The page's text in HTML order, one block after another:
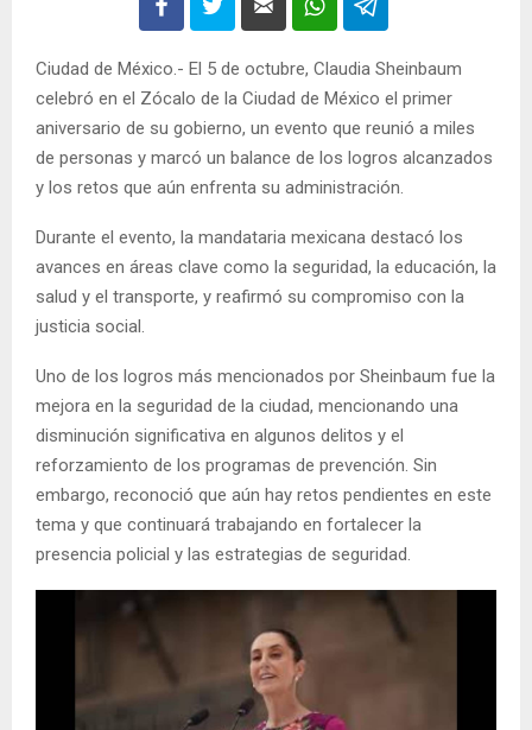
Ciudad de México.- El 5 de octubre, Claudia Sheinbaum
celebró en el Zócalo de la Ciudad de México el primer
aniversario de su gobierno, un evento que reunió a miles
de personas y marcó un balance de los logros alcanzados
y los retos que aún enfrenta su administración.
Durante el evento, la mandataria mexicana destacó los
avances en áreas clave como la seguridad, la educación, la
salud y el transporte, y reafirmó su compromiso con la
justicia social.
Uno de los logros más mencionados por Sheinbaum fue la
mejora en la seguridad de la ciudad, mencionando una
disminución significativa en algunos delitos y el
reforzamiento de los programas de prevención. Sin
embargo, reconoció que aún hay retos pendientes en este
tema y que continuará trabajando en fortalecer la
presencia policial y las estrategias de seguridad.